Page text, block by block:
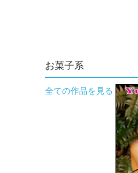
お菓子系
全ての作品を見る